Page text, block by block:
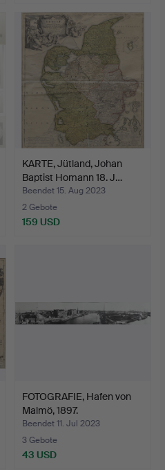
KARTE, Jütland, Johan
Baptist Homann 18. J…
Beendet 15. Aug 2023
2 Gebote
159 USD
FOTOGRAFIE, Hafen von
Malmö, 1897.
Beendet 11. Jul 2023
3 Gebote
43 USD